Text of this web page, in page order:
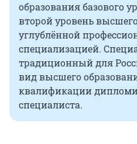
образования базового
второй уровень
углублённой
специализацией.
традиционный для
вид высшего
квалификации
специалиста.